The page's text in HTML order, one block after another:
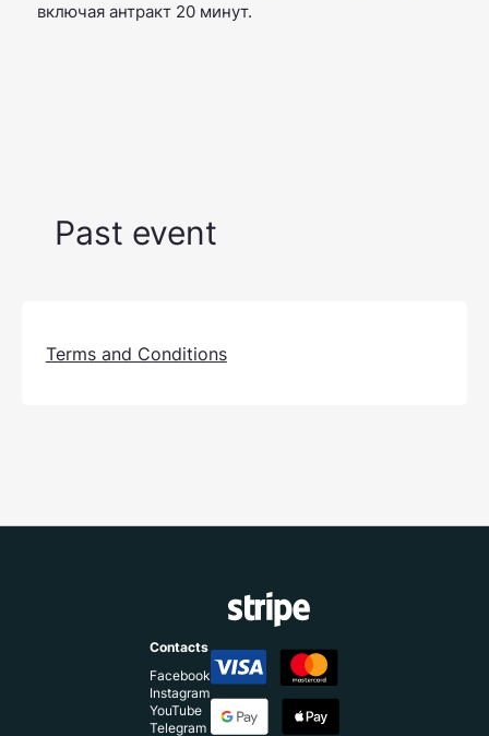
включая антракт 20 минут.
Past event
Terms and Conditions
Contacts
Facebook
Instagram
YouTube
Telegram